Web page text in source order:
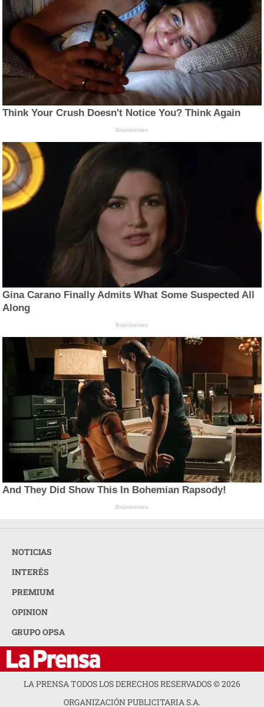
Think Your Crush Doesn't Notice You? Think Again
Brainberries
Gina Carano Finally Admits What Some Suspected All
Along
Brainberries
And They Did Show This In Bohemian Rapsody!
Brainberries
NOTICIAS
INTERÉS
PREMIUM
OPINION
GRUPO OPSA
LA PRENSA TODOS LOS DERECHOS RESERVADOS ©2026
ORGANIZACIÓN PUBLICITARIA S.A.